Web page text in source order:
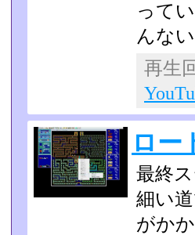
って
んな
再生
ロー
最終
細い
がか